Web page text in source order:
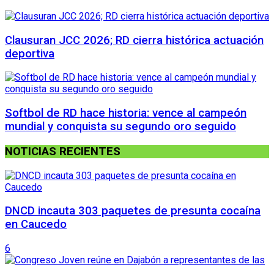
Clausuran JCC 2026; RD cierra histórica actuación
deportiva
Softbol de RD hace historia: vence al campeón
mundial y conquista su segundo oro seguido
NOTICIAS RECIENTES
DNCD incauta 303 paquetes de presunta cocaína
en Caucedo
6